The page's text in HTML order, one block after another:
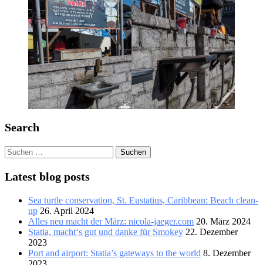
Search
Suchen
nach:
Latest blog posts
Sea turtle conservation, St. Eustatius, Caribbean: Beach clean-
up 26. April 2024
Alles neu macht der März: nicola-jaeger.com 20. März 2024
Statia, macht‘s gut und danke für Smokey 22. Dezember
2023
Port and airport: Statia’s gateways to the world 8. Dezember